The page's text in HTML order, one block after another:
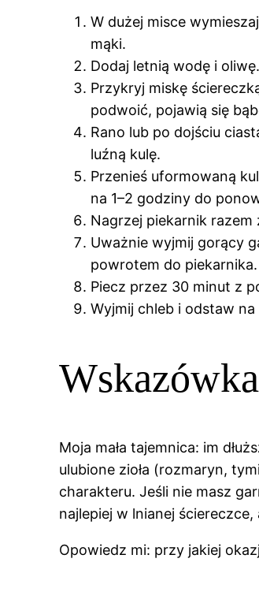
W dużej misce
mąki.
Dodaj letnią wodę i
Przykryj miskę
podwoić, pojawią się
Rano lub po dojściu
luźną kulę.
Przenieś uformowaną
na 1–2 godziny do
Nagrzej piekarnik
Uważnie wyjmij gorący
powrotem do piekarnika.
Piecz przez 30 minut z
Wyjmij chleb i odstaw
Moja mała tajemnica: im
ulubione zioła (rozmaryn,
charakteru. Jeśli nie masz
najlepiej w lnianej
Opowiedz mi: przy jakiej